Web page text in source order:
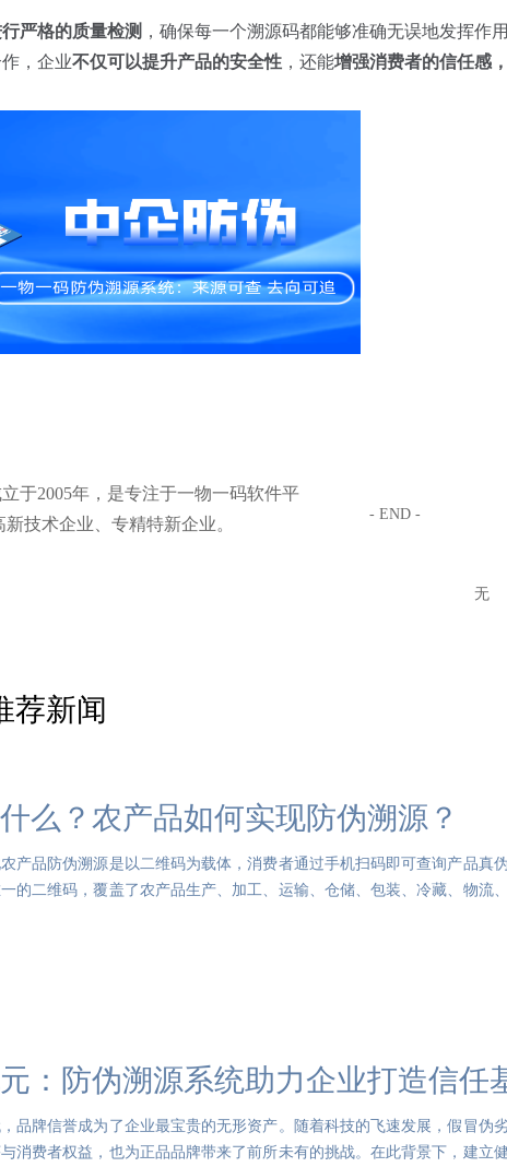
严格的质量检测 ，确保每一个溯源码都能够准确无误地发挥作用
，企业不仅可以提升产品的安全性 ，还能增强消费者的信任感
于2005年，是专注于一物一码软件平
技术企业、专精特新企业。
- END -
无
荐新闻
么？农产品如何实现防伪溯源？
产品防伪溯源是以二维码为载体，消费者通过手机扫码即可查询产品真
的二维码，覆盖了农产品生产、加工、运输、仓储、包装、冷藏、物流
：防伪溯源系统助力企业打造信任
品牌信誉成为了企业最宝贵的无形资产。随着科技的飞速发展，假冒伪
消费者权益，也为正品品牌带来了前所未有的挑战。在此背景下，建立